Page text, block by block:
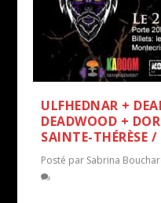
ULFHEDNAR +
DEADWOOD +
SAINTE-THÉRÈSE
Posté par Sabrina